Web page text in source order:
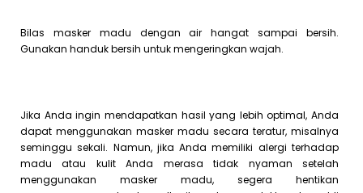
Bilas masker madu dengan air hangat sampai bersih.
Gunakan handuk bersih untuk mengeringkan wajah.
Jika Anda ingin mendapatkan hasil yang lebih optimal, Anda
dapat menggunakan masker madu secara teratur, misalnya
seminggu sekali. Namun, jika Anda memiliki alergi terhadap
madu atau kulit Anda merasa tidak nyaman setelah
menggunakan masker madu, segera hentikan